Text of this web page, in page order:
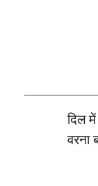
दिल
वरना